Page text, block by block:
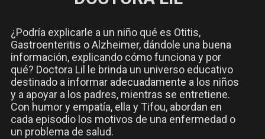
¿Podría explicarle a un niño qué es Otitis,
Gastroenteritis o Alzheimer, dándole una buena
información, explicando cómo funciona y por
qué? Doctora Lil le brinda un universo educativo
destinado a informar adecuadamente a los niños
y a apoyar a los padres, mientras se entretiene.
Con humor y empatía, ella y Tifou, abordan en
cada episodio los motivos de una enfermedad o
un problema de salud.